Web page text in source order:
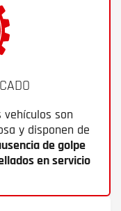
son
y disponen de
de golpe
en servicio